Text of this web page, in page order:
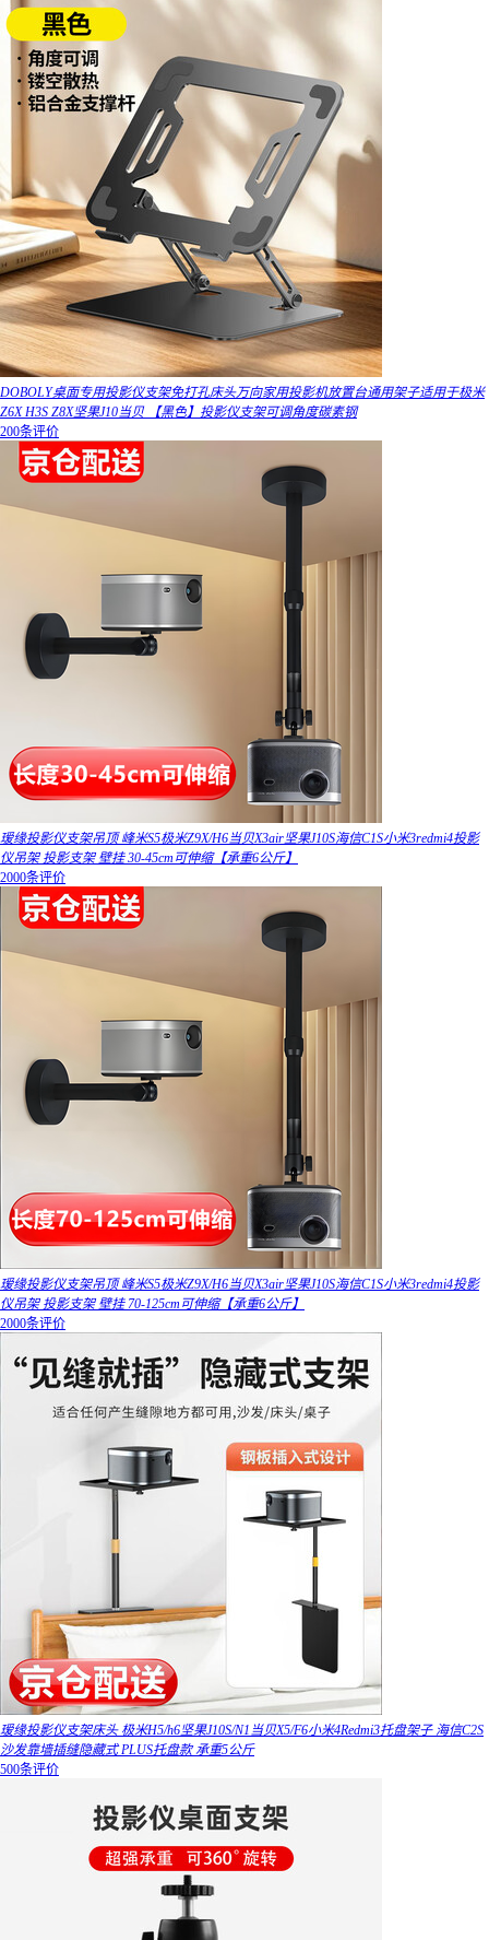
DOBOLY桌面专用投影仪支架免打孔床头万向家用投影机放置台通用架子适用于极米
Z6X H3S Z8X坚果J10当贝 【黑色】投影仪支架可调角度碳素钢
200条评价
瑷缘投影仪支架吊顶 峰米S5极米Z9X/H6当贝X3air坚果J10S海信C1S小米3redmi4投影
仪吊架 投影支架 壁挂 30-45cm可伸缩【承重6公斤】
2000条评价
瑷缘投影仪支架吊顶 峰米S5极米Z9X/H6当贝X3air坚果J10S海信C1S小米3redmi4投影
仪吊架 投影支架 壁挂 70-125cm可伸缩【承重6公斤】
2000条评价
瑷缘投影仪支架床头 极米H5/h6坚果J10S/N1当贝X5/F6小米4Redmi3托盘架子 海信C2S
沙发靠墙插缝隐藏式 PLUS托盘款 承重5公斤
500条评价